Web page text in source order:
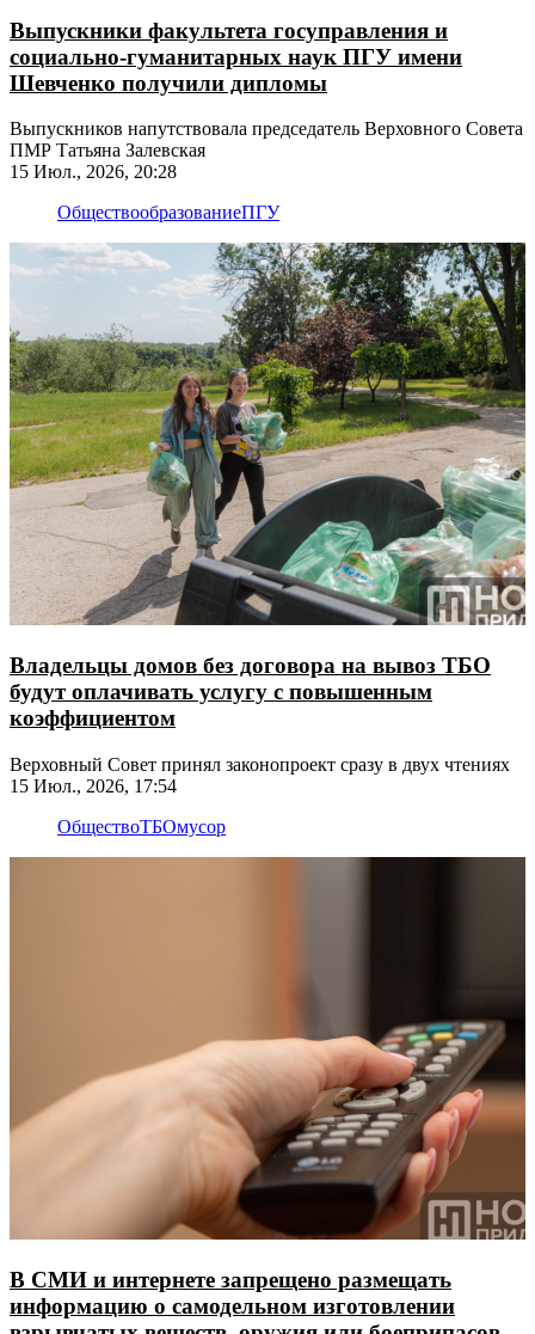
Выпускники факультета госуправления и
социально-гуманитарных наук ПГУ имени
Шевченко получили дипломы
Выпускников напутствовала председатель Верховного Совета
ПМР Татьяна Залевская
15 Июл., 2026, 20:28
ОбществообразованиеПГУ
Владельцы домов без договора на вывоз ТБО
будут оплачивать услугу с повышенным
коэффициентом
Верховный Совет принял законопроект сразу в двух чтениях
15 Июл., 2026, 17:54
ОбществоТБОмусор
В СМИ и интернете запрещено размещать
информацию о самодельном изготовлении